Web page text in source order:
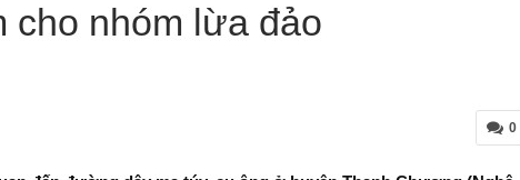
cho nhóm lừa đảo
0